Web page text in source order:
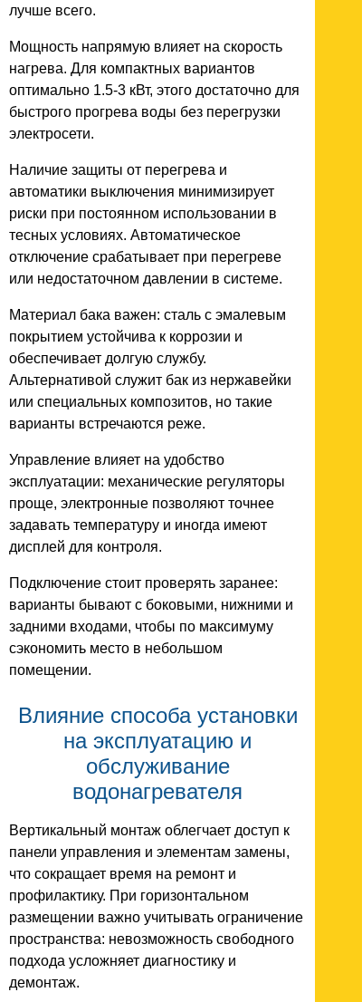
лучше всего.
Мощность напрямую влияет на скорость
нагрева. Для компактных вариантов
оптимально 1.5-3 кВт, этого достаточно для
быстрого прогрева воды без перегрузки
электросети.
Наличие защиты от перегрева и
автоматики выключения минимизирует
риски при постоянном использовании в
тесных условиях. Автоматическое
отключение срабатывает при перегреве
или недостаточном давлении в системе.
Материал бака важен: сталь с эмалевым
покрытием устойчива к коррозии и
обеспечивает долгую службу.
Альтернативой служит бак из нержавейки
или специальных композитов, но такие
варианты встречаются реже.
Управление влияет на удобство
эксплуатации: механические регуляторы
проще, электронные позволяют точнее
задавать температуру и иногда имеют
дисплей для контроля.
Подключение стоит проверять заранее:
варианты бывают с боковыми, нижними и
задними входами, чтобы по максимуму
сэкономить место в небольшом
помещении.
Влияние способа установки
на эксплуатацию и
обслуживание
водонагревателя
Вертикальный монтаж облегчает доступ к
панели управления и элементам замены,
что сокращает время на ремонт и
профилактику. При горизонтальном
размещении важно учитывать ограничение
пространства: невозможность свободного
подхода усложняет диагностику и
демонтаж.